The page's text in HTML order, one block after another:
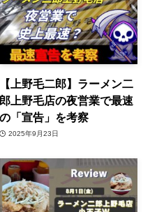
【上野毛二郎】ラーメン二
郎上野毛店の夜営業で最速
の「宣告」を考察
2025年9月23日